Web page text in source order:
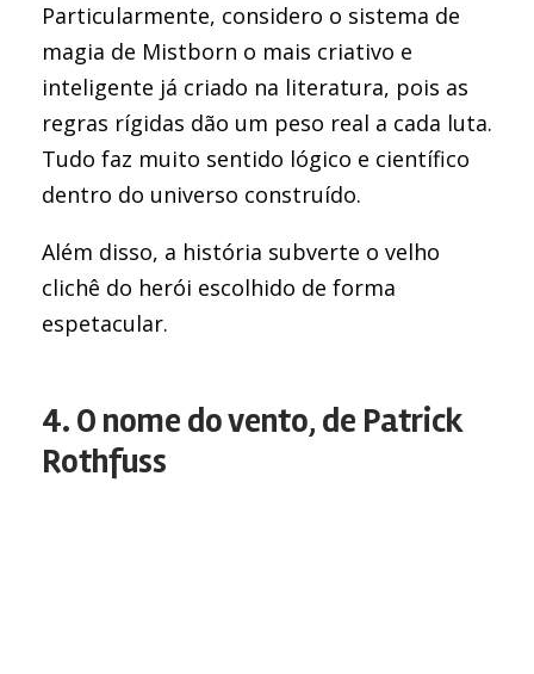
Particularmente, considero o sistema de
magia de Mistborn o mais criativo e
inteligente já criado na literatura, pois as
regras rígidas dão um peso real a cada luta.
Tudo faz muito sentido lógico e científico
dentro do universo construído.
Além disso, a história subverte o velho
clichê do herói escolhido de forma
espetacular.
4. O nome do vento, de Patrick
Rothfuss